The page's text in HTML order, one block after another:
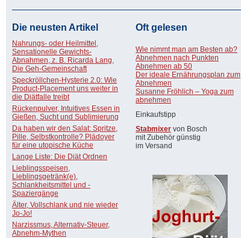
Die neusten Artikel
Nahrungs- oder Heilmittel,
Sensationelle Gewichts-
Abnahmen, z. B. Ricarda Lang,
Die Geh-Gemeinschaft
Speckröllchen-Hysterie 2.0: Wie
Product-Placement uns weiter in
die Diätfalle treibt
Rückenpulver, Intuitives Essen in
Gießen, Sucht und Sublimierung
Da haben wir den Salat: Spritze,
Pille, Selbstkontrolle? Plädoyer
für eine utopische Küche
Lange Liste: Die Diät Ordnen
Lieblingsspeisen,
Lieblingsgetränk(e),
Schlankheitsmittel und -
Spaziergänge
Älter, Vollschlank und nie wieder
Jo-Jo!
Narzissmus, Alternativ-Steuer,
Abnehm-Mythen
Oft gelesen
Wie nimmt man am Besten ab?
Abnehmen nach Punkten
Abnehmen ab 50
Der ideale Ernährungsplan zum
Abnehmen
Susanne Fröhlich – Yoga zum
abnehmen
Einkaufstipp
Stabmixer von Bosch
mit Zubehör günstig
im Versand